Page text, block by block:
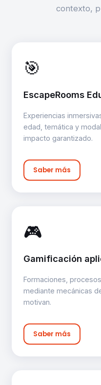
contexto,
🎯
EscapeRooms
Experiencias
edad, temática y
impacto garantizado.
Saber más
🎮
Gamificación
Formaciones,
mediante mecánicas
motivan.
Saber más